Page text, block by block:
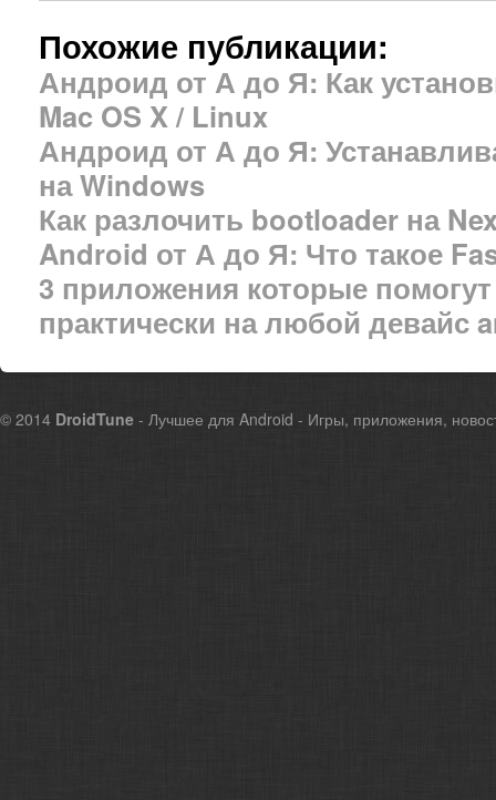
Похожие публикации:
Андроид от А до Я: Как
Mac OS X / Linux
Андроид от А до Я:
на Windows
Как разлочить bootloader на
Android от А до Я: Что такое
3 приложения которые
практически на любой девайс
© 2014 DroidTune - Лучшее для Android - Игры, приложения,